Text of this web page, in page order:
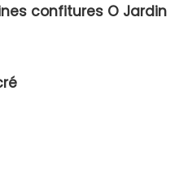
confitures O Jardin